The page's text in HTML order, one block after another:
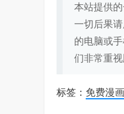
本站提供
一切后果
的电脑或
们非常重
标签： 免费漫